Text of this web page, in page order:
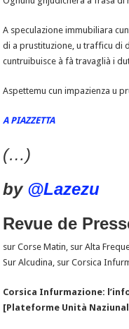
A speculazione immubiliara
di a prustituzione, u trafficu di
cuntruibuisce à fà travaglià i
Aspettemu cun impazienza u
A PIAZZETTA
(…)
by @Lazezu
Revue de
sur Corse Matin, sur Alta
Sur Alcudina, sur Corsica
Corsica Infurmazione:
[Plateforme Unità